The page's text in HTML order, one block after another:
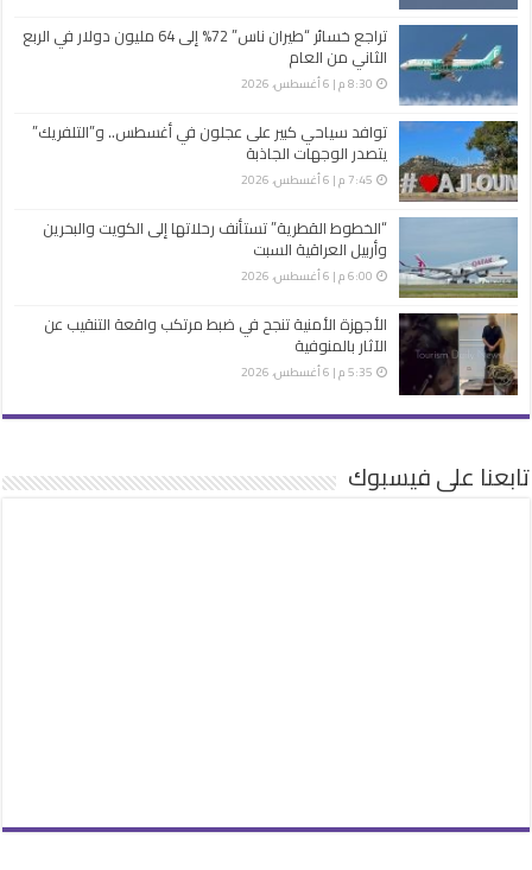
تراجع خسائر “طيران ناس” 72% إلى 64 مليون دولار في الربع
الثاني من العام
8:30 م | 6 أغسطس، 2026
توافد سياحي كبير على عجلون في أغسطس.. و”التلفريك”
يتصدر الوجهات الجاذبة
7:45 م | 6 أغسطس، 2026
“الخطوط القطرية” تستأنف رحلاتها إلى الكويت والبحرين
وأربيل العراقية السبت
6:00 م | 6 أغسطس، 2026
الأجهزة الأمنية تنجح في ضبط مرتكب واقعة التنقيب عن
الآثار بالمنوفية
5:35 م | 6 أغسطس، 2026
تابعنا على فيسبوك